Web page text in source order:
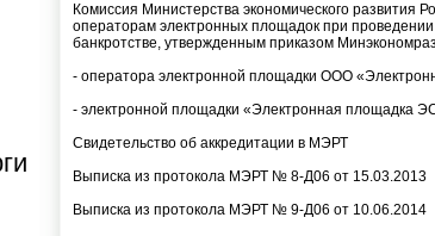
Комиссия Министерства экономического
операторам электронных площадок при
банкротстве, утвержденным приказом
- оператора электронной площадки ООО
- электронной площадки «Электронная площадка
Свидетельство об аккредитации в МЭРТ
Выписка из протокола МЭРТ № 8-Д06 от 15.03.2013
Выписка из протокола МЭРТ № 9-Д06 от 10.06.2014